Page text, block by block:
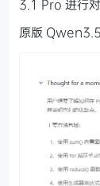
3.1 Pro 进行对
原版